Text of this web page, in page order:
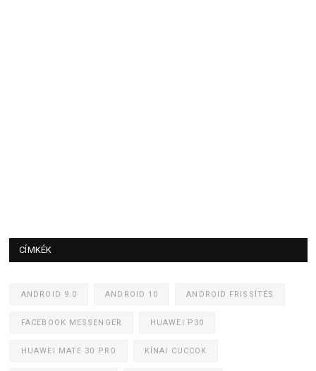
CÍMKÉK
ANDROID 9.0 ANDROID 10 ANDROID FRISSÍTÉS
FACEBOOK MESSENGER HUAWEI P30
HUAWEI MATE 30 PRO KÍNAI CUCCOK